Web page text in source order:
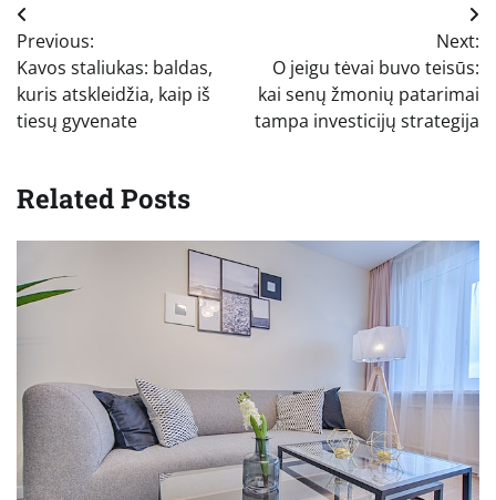
Navigacija
tarp
įrašų
Previous:
Kavos staliukas: baldas,
kuris atskleidžia, kaip iš
tiesų gyvenate
Next:
O jeigu tėvai buvo teisūs:
kai senų žmonių patarimai
tampa investicijų strategija
Related Posts